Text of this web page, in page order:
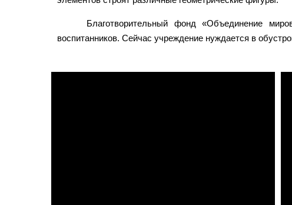
Благотворительный фонд «Объединение
воспитанников. Сейчас учреждение нуждается в